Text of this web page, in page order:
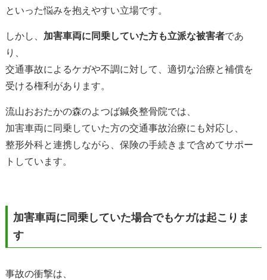
といった悩みを抱えやすい立場です。
しかし、 加害車両に同乗していた方も立派な被害者であ
り、
交通事故によるケガや不調に対して、適切な治療と補償を
受ける権利があります。
流山おおたかの森のよつば鍼灸整骨院では、
加害車両に同乗していた方の交通事故治療にも対応し、
整形外科と連携しながら、保険の手続きまで含めてサポー
トしています。
加害車両に同乗していた場合でもケガは起こりま
す
事故の衝撃は、